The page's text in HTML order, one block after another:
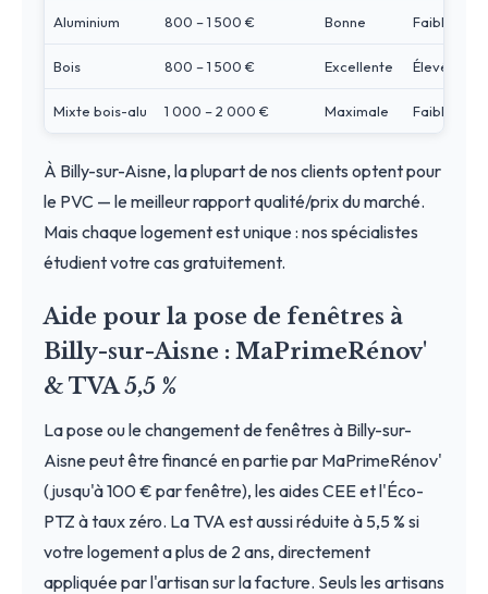
Aluminium 800 – 1 500 € Bonne Faible
Bois 800 – 1 500 € Excellente Élevé
Mixte bois-alu 1 000 – 2 000 € Maximale Faible
À Billy-sur-Aisne, la plupart de nos clients optent pour
le PVC — le meilleur rapport qualité/prix du marché.
Mais chaque logement est unique : nos spécialistes
étudient votre cas gratuitement.
Aide pour la pose de fenêtres à
Billy-sur-Aisne : MaPrimeRénov'
& TVA 5,5 %
La pose ou le changement de fenêtres à Billy-sur-
Aisne peut être financé en partie par MaPrimeRénov'
(jusqu'à 100 € par fenêtre), les aides CEE et l'Éco-
PTZ à taux zéro. La TVA est aussi réduite à 5,5 % si
votre logement a plus de 2 ans, directement
appliquée par l'artisan sur la facture. Seuls les artisans